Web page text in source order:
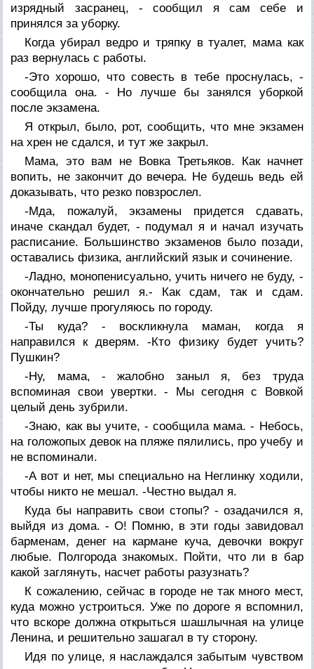
изрядный засранец, - сообщил я сам себе и
принялся за уборку.
Когда убирал ведро и тряпку в туалет, мама как
раз вернулась с работы.
-Это хорошо, что совесть в тебе проснулась, -
сообщила она. - Но лучше бы занялся уборкой
после экзамена.
Я открыл, было, рот, сообщить, что мне экзамен
на хрен не сдался, и тут же закрыл.
Мама, это вам не Вовка Третьяков. Как начнет
вопить, не закончит до вечера. Не будешь ведь ей
доказывать, что резко повзрослел.
-Мда, пожалуй, экзамены придется сдавать,
иначе скандал будет, - подумал я и начал изучать
расписание. Большинство экзаменов было позади,
оставались физика, английский язык и сочинение.
-Ладно, монопенисуально, учить ничего не буду, -
окончательно решил я.- Как сдам, так и сдам.
Пойду, лучше прогуляюсь по городу.
-Ты куда? - воскликнула маман, когда я
направился к дверям. -Кто физику будет учить?
Пушкин?
-Ну, мама, - жалобно заныл я, без труда
вспоминая свои увертки. - Мы сегодня с Вовкой
целый день зубрили.
-Знаю, как вы учите, - сообщила мама. - Небось,
на голожопых девок на пляже пялились, про учебу и
не вспоминали.
-А вот и нет, мы специально на Неглинку ходили,
чтобы никто не мешал. -Честно выдал я.
Куда бы направить свои стопы? - озадачился я,
выйдя из дома. - О! Помню, в эти годы завидовал
барменам, денег на кармане куча, девочки вокруг
любые. Полгорода знакомых. Пойти, что ли в бар
какой заглянуть, насчет работы разузнать?
К сожалению, сейчас в городе не так много мест,
куда можно устроиться. Уже по дороге я вспомнил,
что вскоре должна открыться шашлычная на улице
Ленина, и решительно зашагал в ту сторону.
Идя по улице, я наслаждался забытым чувством